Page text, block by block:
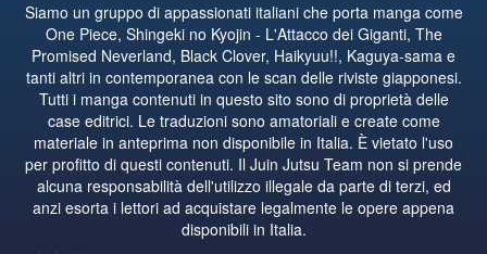
Siamo un gruppo di appassionati italiani che porta manga come
One Piece, Shingeki no Kyojin - L'Attacco dei Giganti, The
Promised Neverland, Black Clover, Haikyuu!!, Kaguya-sama e
tanti altri in contemporanea con le scan delle riviste giapponesi.
Tutti i manga contenuti in questo sito sono di proprietà delle
case editrici. Le traduzioni sono amatoriali e create come
materiale in anteprima non disponibile in Italia. È vietato l'uso
per profitto di questi contenuti. Il Juin Jutsu Team non si prende
alcuna responsabilità dell'utilizzo illegale da parte di terzi, ed
anzi esorta i lettori ad acquistare legalmente le opere appena
disponibili in Italia.